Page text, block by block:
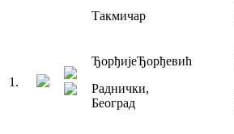
Такмичар
1 .
ЂорђијеЂорђевић
Раднички,
Београд